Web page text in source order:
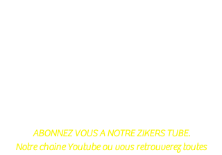
ABONNEZ VOUS A NOTRE ZIKERS TUBE.
Notre chaine Youtube ou vous retrouverez toutes